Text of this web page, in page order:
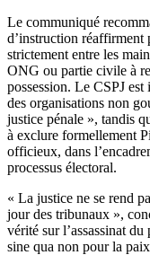
Le communiqué
d’instruction réaffirment
strictement entre les
ONG ou partie civile à
possession. Le CSPJ
des organisations non
justice pénale », tandis
à exclure formellement
officieux, dans
processus électoral.
« La justice ne se rend
jour des tribunaux »,
vérité sur l’assassinat
sine qua non pour la